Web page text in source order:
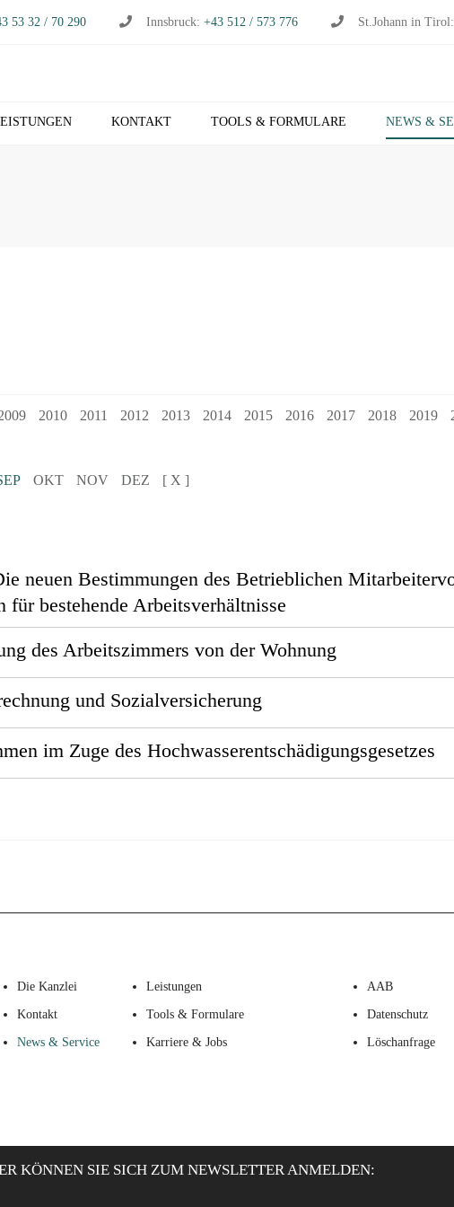
53 32 / 70 290 Innsbruck: +43 512 / 573 776 St.Johann in Tirol:
KONTAKT TOOLS & FORMULARE NEWS &
2010 2011 2012 2013 2014 2015 2016 2017 2018 2019
OKT NOV DEZ [ X ]
neuen Bestimmungen des Betrieblichen
für bestehende Arbeitsverhältnisse
des Arbeitszimmers von der Wohnung
und Sozialversicherung
im Zuge des Hochwasserentschädigungsgesetzes
Die Kanzlei Leistungen
Kontakt Tools & Formulare
News & Service Karriere & Jobs
AAB
Datenschutz
Löschanfrage
KÖNNEN SIE SICH ZUM NEWSLETTER ANMELDEN: